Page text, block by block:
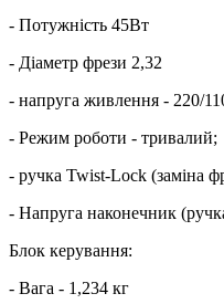
- Потужність 45Вт
- Діаметр фрези 2,32
- напруга живлення - 220/
- Режим роботи - тривалий;
- ручка Twist-Lock (заміна
- Напруга наконечник
Блок керування:
- Вага - 1,234 кг